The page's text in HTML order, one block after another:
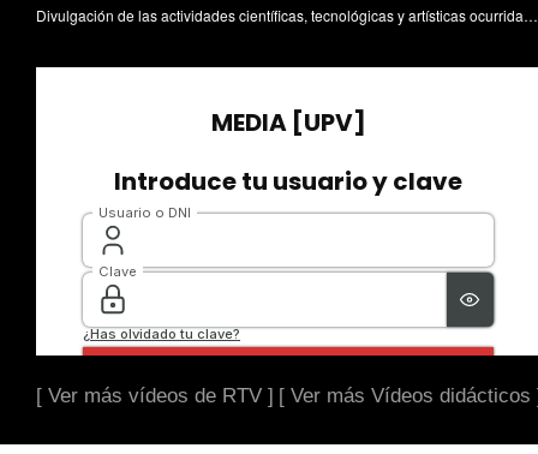
Divulgación de las actividades científicas, tecnológicas y artísticas ocurridas en los tres campus de la UPV
[ Ver más vídeos de RTV ] [ Ver más Vídeos didácticos